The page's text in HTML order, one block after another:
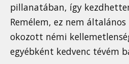
pillanatában, így
Remélem, ez nem
okozott némi
egyébként kedvenc tévém